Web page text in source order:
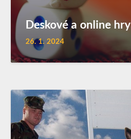
Deskové a online hry
26. 1. 2024